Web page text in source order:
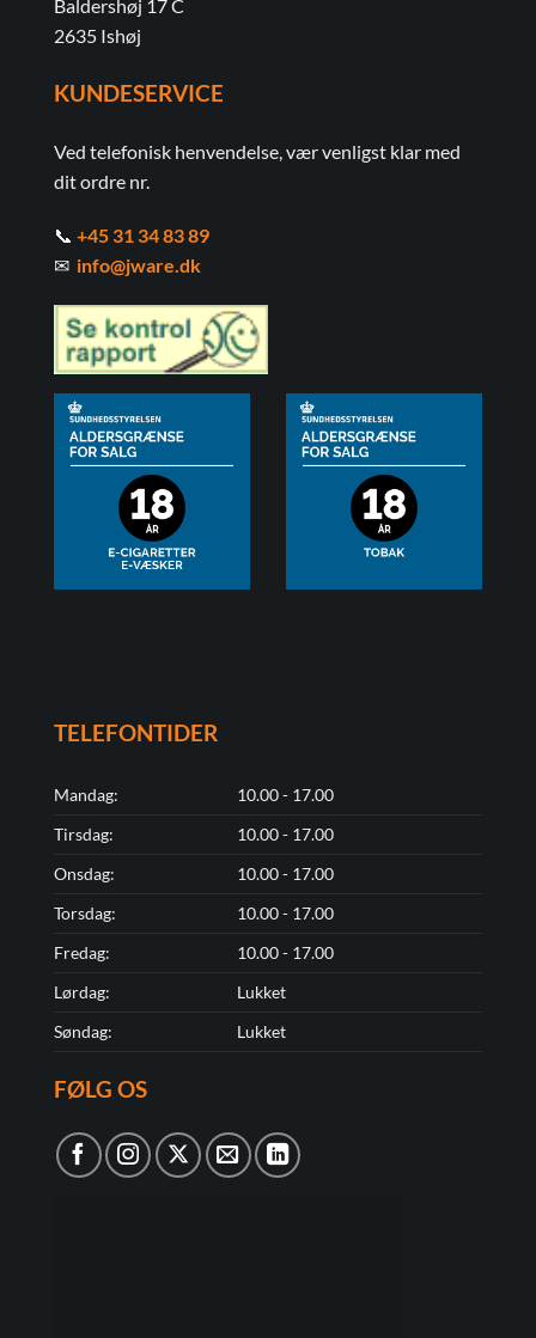
Baldershøj 17 C
2635 Ishøj
KUNDESERVICE
Ved telefonisk henvendelse, vær venligst klar med
dit ordre nr.
📞 +45 31 34 83 89
✉ info@jware.dk
TELEFONTIDER
Mandag:
10.00 - 17.00
Tirsdag:
10.00 - 17.00
Onsdag:
10.00 - 17.00
Torsdag:
10.00 - 17.00
Fredag:
10.00 - 17.00
Lørdag:
Lukket
Søndag:
Lukket
FØLG OS